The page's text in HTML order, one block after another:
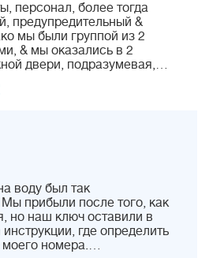
персонал, более тогда
предупредительный &
мы были группой из 2
& мы оказались в 2
двери, подразумевая,…
воду был так
прибыли после того, как
но наш ключ оставили в
где определить
моего номера.…